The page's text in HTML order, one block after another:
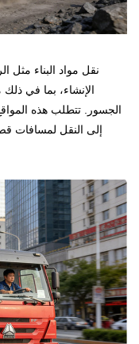
نقل مواد البناء
الإنشاء، بما في ذلك
الجسور. تتطلب هذه
إلى النقل لمسافات